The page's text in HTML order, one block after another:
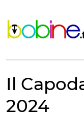
contenuto
Il
2024